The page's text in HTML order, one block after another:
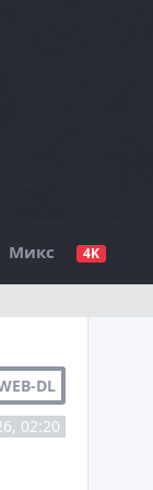
Микс 4K
DL
02:20